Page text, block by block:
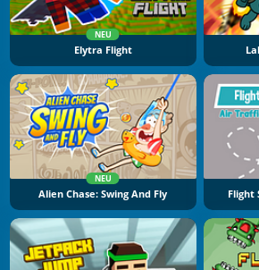
NEU
Elytra Flight
NEU
Alien Chase: Swing And Fly Flight